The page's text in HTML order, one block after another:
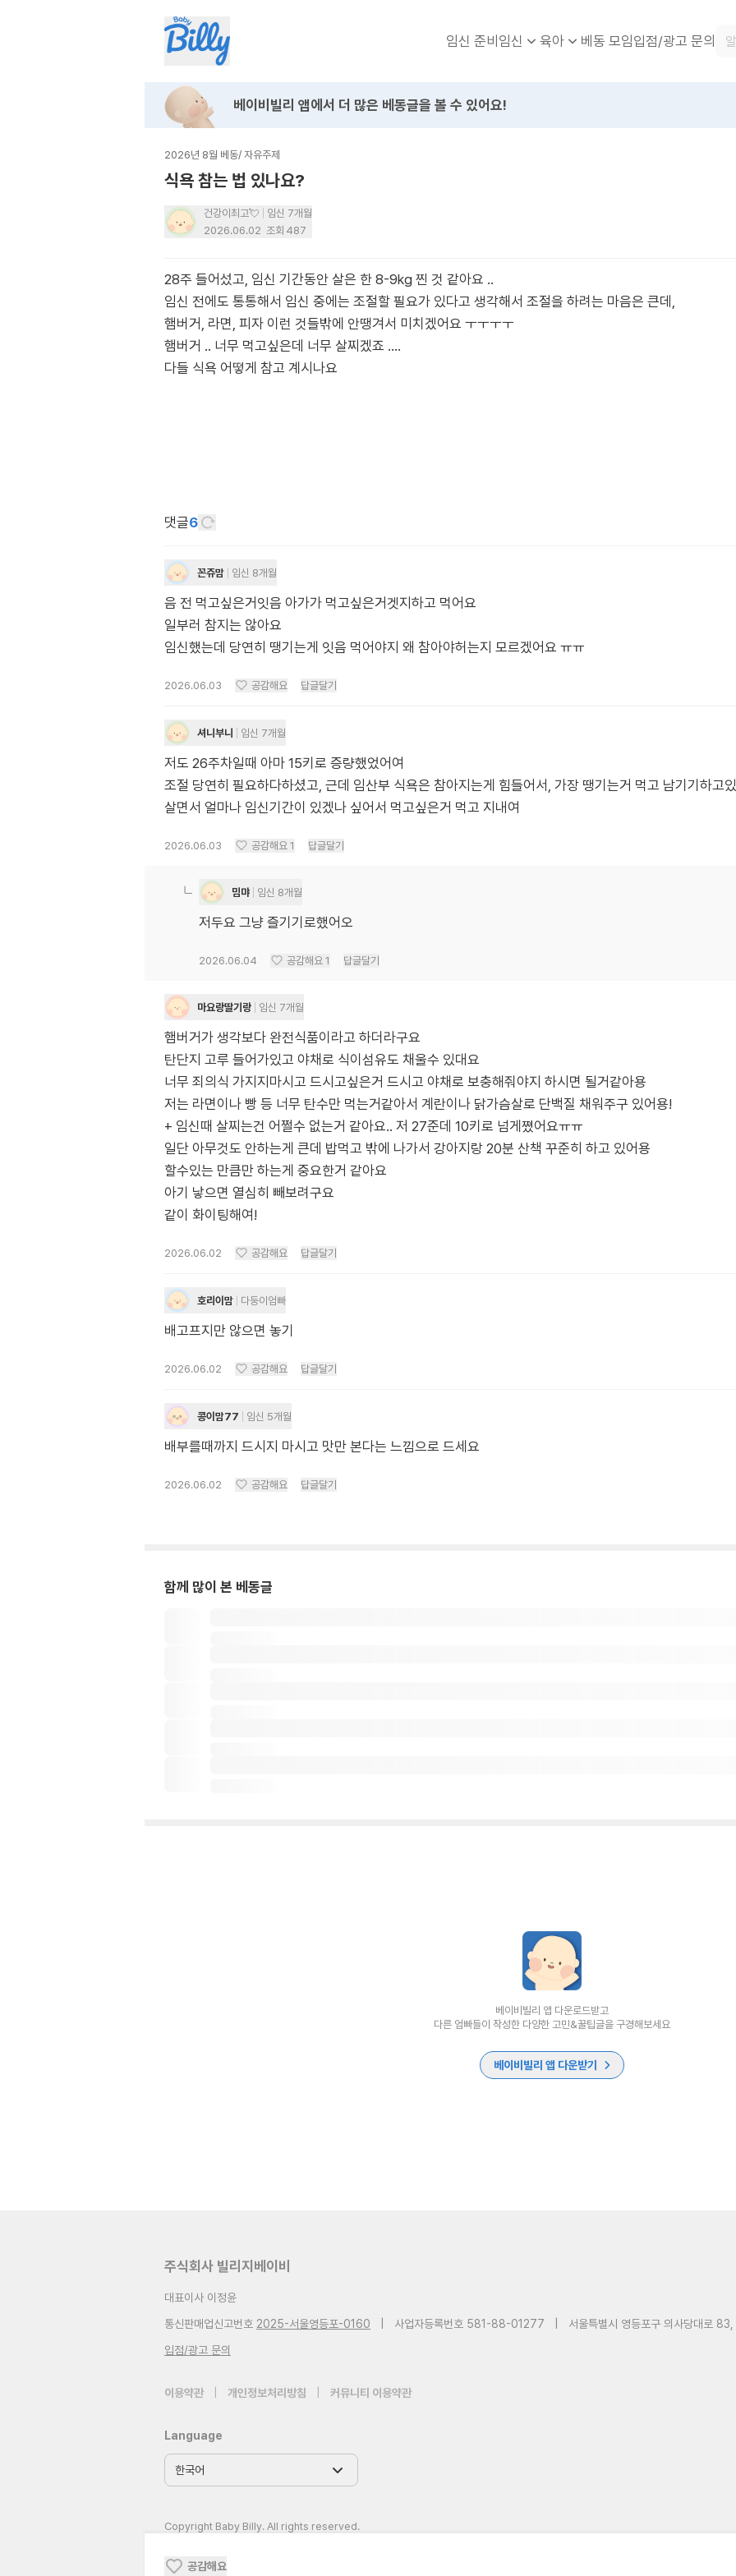
임신 준비임신 육아 베동 모임입점/광고 문의
베이비빌리 앱에서 더 많은 베동글을 볼 수 있어요!
2026년 8월 베동/ 자유주제
식욕 참는 법 있나요?
건강이최고💘
임신 7개월
2026.06.02 조회 487
28주 들어섰고, 임신 기간동안 살은 한 8-9kg 찐 것 같아요 ..
임신 전에도 통통해서 임신 중에는 조절할 필요가 있다고 생각해서 조절을 하려는 마음은 큰데,
햄버거, 라면, 피자 이런 것들밖에 안땡겨서 미치겠어요 ㅜㅜㅜㅜ
햄버거 .. 너무 먹고싶은데 너무 살찌겠죠 ....
다들 식욕 어떻게 참고 계시나요
댓글6
꼰쥬맘 임신 8개월
음 전 먹고싶은거잇음 아가가 먹고싶은거겟지하고 먹어요
일부러 참지는 않아요
임신했는데 당연히 땡기는게 잇음 먹어야지 왜 참아야허는지 모르겠어요 ㅠㅠ
2026.06.03 공감해요 답글달기
셔니부니 임신 7개월
저도 26주차일때 아마 15키로 증량했었어여
조절 당연히 필요하다하셨고, 근데 임산부 식욕은 참아지는게 힘들어서, 가장 땡기는거 먹고 남기기하고
살면서 얼마나 임신기간이 있겠나 싶어서 먹고싶은거 먹고 지내여
2026.06.03 공감해요 1 답글달기
밈먀 임신 8개월
저두요 그냥 즐기기로했어오
2026.06.04 공감해요 1 답글달기
마요랑딸기랑 임신 7개월
햄버거가 생각보다 완전식품이라고 하더라구요
탄단지 고루 들어가있고 야채로 식이섬유도 채울수 있대요
너무 죄의식 가지지마시고 드시고싶은거 드시고 야채로 보충해줘야지 하시면 될거같아용
저는 라면이나 빵 등 너무 탄수만 먹는거같아서 계란이나 닭가슴살로 단백질 채워주구 있어용!
+ 임신때 살찌는건 어쩔수 없는거 같아요.. 저 27준데 10키로 넘게쪘어요ㅠㅠ
일단 아무것도 안하는게 큰데 밥먹고 밖에 나가서 강아지랑 20분 산책 꾸준히 하고 있어용
할수있는 만큼만 하는게 중요한거 같아요
아기 낳으면 열심히 빼보려구요
같이 화이팅해여!
2026.06.02 공감해요 답글달기
호리이맘 다둥이엄빠
배고프지만 않으면 놓기
2026.06.02 공감해요 답글달기
콩이맘77 임신 5개월
배부를때까지 드시지 마시고 맛만 본다는 느낌으로 드세요
2026.06.02 공감해요 답글달기
함께 많이 본 베동글
공감해요
베이비빌리 앱 다운로드받고
다른 엄빠들이 작성한 다양한 고민&꿀팁글을 구경해보세요
베이비빌리 앱 다운받기
주식회사 빌리지베이비
대표이사 이정윤
통신판매업신고번호 2025-서울영등포-0160 사업자등록번호 581-88-01277
서울특별시 영등포구 의사당대로
입점/광고 문의
이용약관 개인정보처리방침 커뮤니티 이용약관
Language
Copyright Baby Billy. All rights reserved.